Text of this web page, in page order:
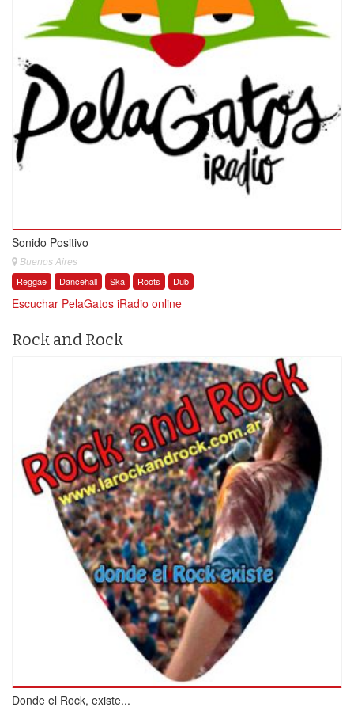
Sonido Positivo
Buenos Aires
Reggae Dancehall Ska Roots Dub
Escuchar PelaGatos iRadio online
Rock and Rock
Donde el Rock, existe...